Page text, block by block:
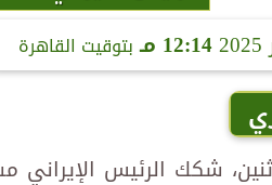
12:14 مـ بتوقيت القاهرة
شكك الرئيس الإيراني